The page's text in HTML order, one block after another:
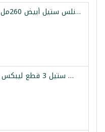
كوب متة حراري ستانلس ستيل أبيض 260مل ارتفاع 13سم
طقم صواني فرن ستانلس ستيل 3 قطع ليبكس 28/32/36سم